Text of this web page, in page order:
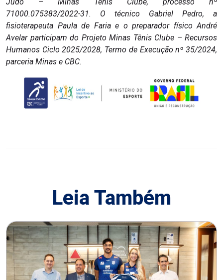
71000.075383/2022-31. O técnico Gabriel Pedro, a
fisioterapeuta Paula de Faria e o preparador físico André
Avelar participam do Projeto Minas Tênis Clube – Recursos
Humanos Ciclo 2025/2028, Termo de Execução nº 35/2024,
parceria Minas e CBC.
Leia Também